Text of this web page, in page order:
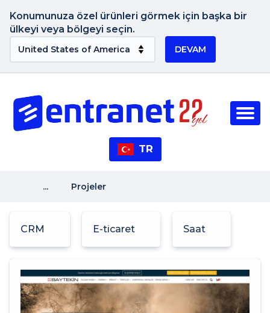
Konumunuza özel ürünleri görmek için başka bir
ülkeyi veya bölgeyi seçin.
DEVAM
TR
... Projeler
CRM E-ticaret Saat